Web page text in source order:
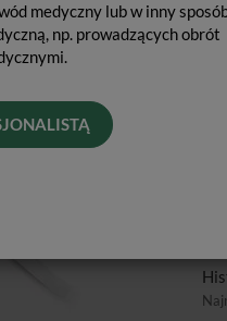
medyczny lub w inny
np. prowadzących obrót